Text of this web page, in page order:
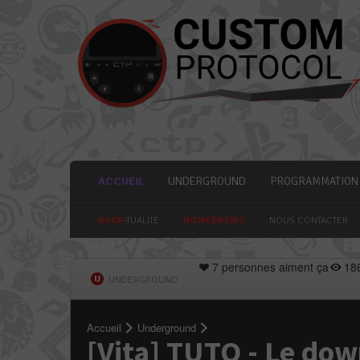
ACCUEIL UNDERGROUND PROGRAMMATION
HACK-TUALITÉ HOMEBREWS NOUS CONTACTER
UNDERGROUND
7 personnes aiment ça
Accueil Underground
[Vita] TUTO - Le